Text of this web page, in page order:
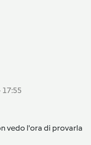
17:55
vedo l'ora di provarla